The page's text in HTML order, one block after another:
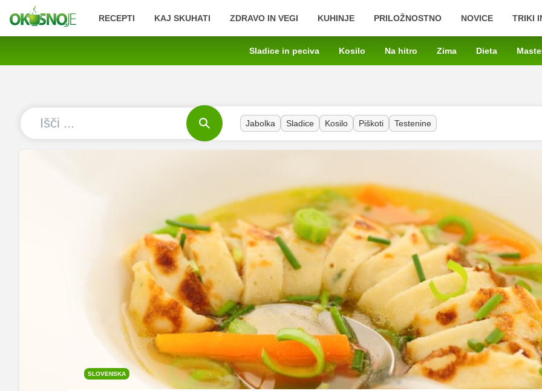
RECEPTI KAJ SKUHATI ZDRAVO IN VEGI KUHINJE PRILOŽNOSTNO NOVICE TRIKI
Sladice in peciva Kosilo Na hitro Zima Dieta
Jabolka Sladice Kosilo Piškoti Testenine
SLOVENSKA